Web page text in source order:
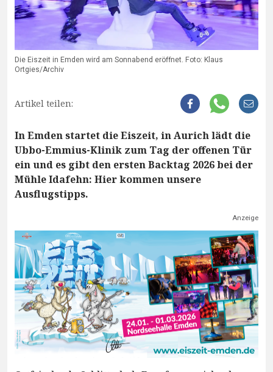
Die Eiszeit in Emden wird am Sonnabend eröffnet. Foto: Klaus
Ortgies/Archiv
Artikel teilen:
In Emden startet die Eiszeit, in Aurich lädt die
Ubbo-Emmius-Klinik zum Tag der offenen Tür
ein und es gibt den ersten Backtag 2026 bei der
Mühle Idafehn: Hier kommen unsere
Ausflugstipps.
Anzeige